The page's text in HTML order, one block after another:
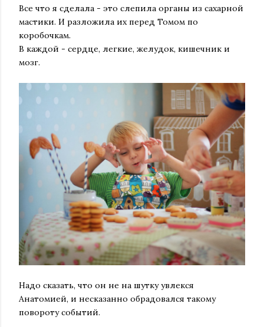
Все что я сделала - это слепила органы из сахарной
мастики. И разложила их перед Томом по
коробочкам.
В каждой - сердце, легкие, желудок, кишечник и
мозг.
Надо сказать, что он не на шутку увлекся
Анатомией, и несказанно обрадовался такому
повороту событий.